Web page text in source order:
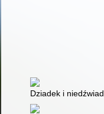
Dziadek i